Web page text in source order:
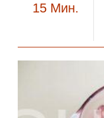
15 Мин.